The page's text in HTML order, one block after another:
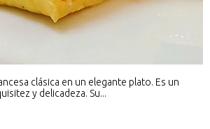
clásica en un elegante plato. Es un
y delicadeza. Su...